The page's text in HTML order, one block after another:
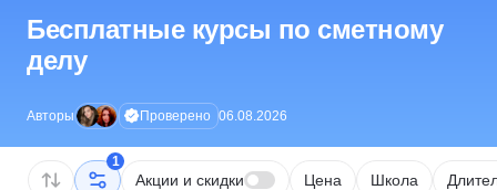
Бесплатные курсы по сметному
делу
Авторы Проверено 06.08.2026
1
Акции и скидки Цена Школа